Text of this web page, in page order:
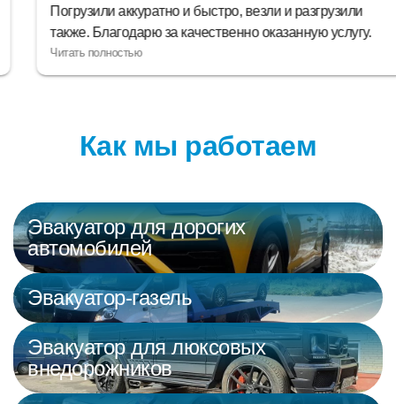
Погрузили аккуратно и быстро, везли и разгрузили
также. Благодарю за качественно оказанную услугу.
Как мы работаем
Эвакуатор для дорогих
автомобилей
Эвакуатор-газель
Эвакуатор для люксовых
внедорожников